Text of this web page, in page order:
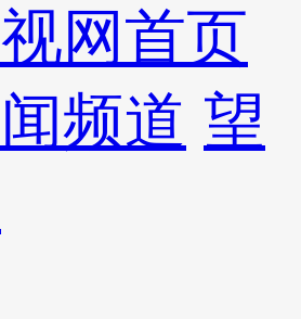
网首页
频道 望